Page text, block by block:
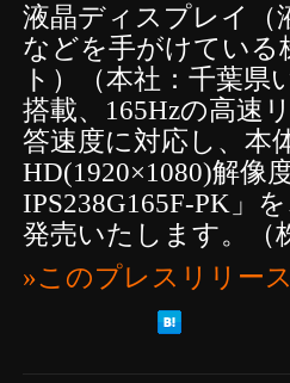
液晶ディスプレイ（
などを手がけている
ト）（本社：千葉
搭載、165Hzの高速
答速度に対応し、本
HD(1920×1080)解像
IPS238G165F-PK」
発売いたします。（
»このプレスリリー